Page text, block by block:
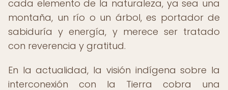
cada elemento de la naturaleza, ya sea una
montaña, un río o un árbol, es portador de
sabiduría y energía, y merece ser tratado
con reverencia y gratitud.
En la actualidad, la visión indígena sobre la
interconexión con la Tierra cobra una